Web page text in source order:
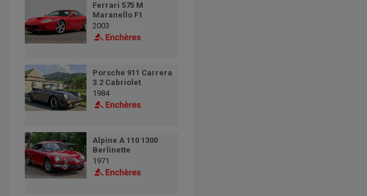
Ferrari 575 M
Maranello F1
2003
Porsche 911 Carrera
3.2 Cabriolet
1984
Alpine A 110 1300
Berlinette
1971